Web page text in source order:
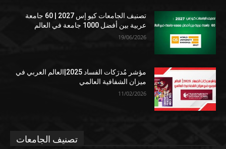
تصنيف الجامعات كيو إس 2027 | 60 جامعة
عربية بين أفضل 1000 جامعة في العالم
19/06/2026
مؤشر مُدرَكات الفساد 2025|العالم العربي في
ميزان الشفافية العالمي
11/02/2026
تصنيف الجامعات